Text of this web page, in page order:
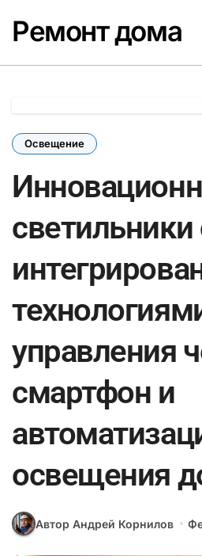
содержанию
Ремонт дома
Освещение
светильники
управления
смартфон и
освещения
Автор Андрей Корнилов